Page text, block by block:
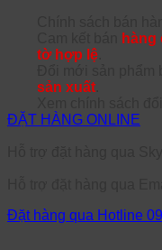
hàng
tờ hợp lệ
sản xuất
ĐẶT HÀNG ONLINE
Đặt hàng qua Hotline